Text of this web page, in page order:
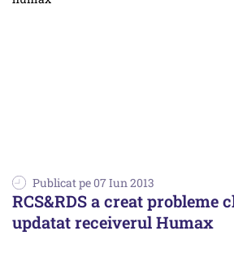
Publicat pe 07 Iun 2013
RCS&RDS a creat probleme
updatat receiverul Humax